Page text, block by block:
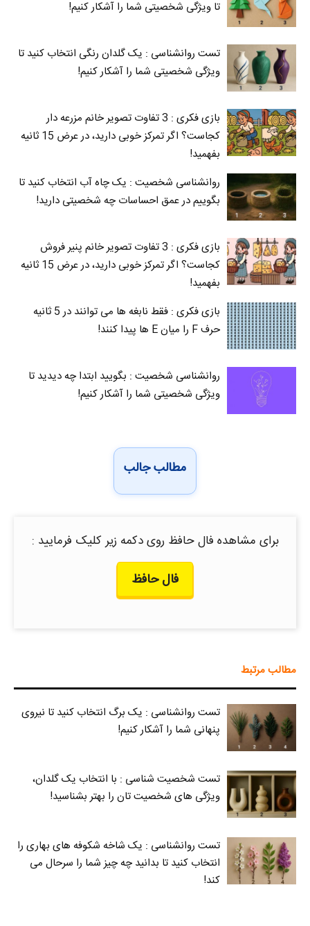
تا ویژگی شخصیتی شما را آشکار کنیم!
تست روانشناسی : یک گلدان رنگی انتخاب کنید تا
ویژگی شخصیتی شما را آشکار کنیم!
بازی فکری : 3 تفاوت تصویر خانم مزرعه دار
کجاست؟ اگر تمرکز خوبی دارید، در عرض 15 ثانیه
بفهمید!
روانشناسی شخصیت : یک چاه آب انتخاب کنید تا
بگوییم در عمق احساسات چه شخصیتی دارید!
بازی فکری : 3 تفاوت تصویر خانم پنیر فروش
کجاست؟ اگر تمرکز خوبی دارید، در عرض 15 ثانیه
بفهمید!
بازی فکری : فقط نابغه ها می توانند در 5 ثانیه
حرف F را میان E‌ ها پیدا کنند!
روانشناسی شخصیت : بگویید ابتدا چه دیدید تا
ویژگی شخصیتی شما را آشکار کنیم!
مطالب جالب
برای مشاهده فال حافظ روی دکمه زیر کلیک فرمایید :
فال حافظ
مطالب مرتبط
تست روانشناسی : یک برگ انتخاب کنید تا نیروی
پنهانی شما را آشکار کنیم!
تست شخصیت شناسی : با انتخاب یک گلدان،
ویژگی های شخصیت تان را بهتر بشناسید!
تست روانشناسی : یک شاخه شکوفه های بهاری را
انتخاب کنید تا بدانید چه چیز شما را سرحال می‌
کند!